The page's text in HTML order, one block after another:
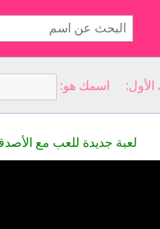
لعبة جديدة للعب مع